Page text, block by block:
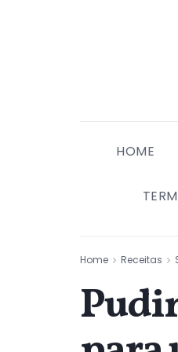
HOME
Home Receitas